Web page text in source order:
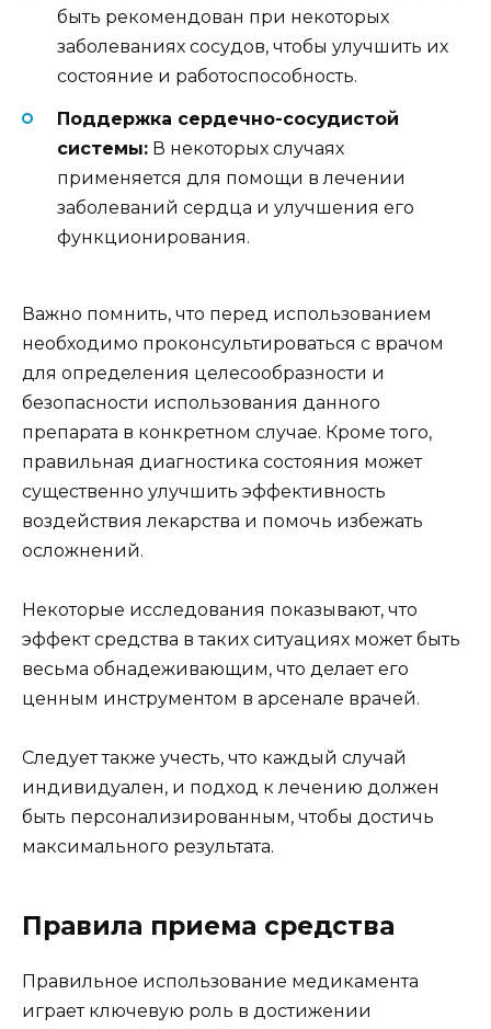
быть рекомендован при некоторых
заболеваниях сосудов, чтобы улучшить их
состояние и работоспособность.
Поддержка сердечно-сосудистой
системы: В некоторых случаях
применяется для помощи в лечении
заболеваний сердца и улучшения его
функционирования.
Важно помнить, что перед использованием
необходимо проконсультироваться с врачом
для определения целесообразности и
безопасности использования данного
препарата в конкретном случае. Кроме того,
правильная диагностика состояния может
существенно улучшить эффективность
воздействия лекарства и помочь избежать
осложнений.
Некоторые исследования показывают, что
эффект средства в таких ситуациях может быть
весьма обнадеживающим, что делает его
ценным инструментом в арсенале врачей.
Следует также учесть, что каждый случай
индивидуален, и подход к лечению должен
быть персонализированным, чтобы достичь
максимального результата.
Правила приема средства
Правильное использование медикамента
играет ключевую роль в достижении